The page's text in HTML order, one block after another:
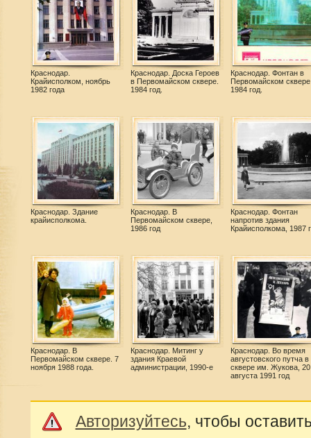
Краснодар.
Крайисполком, ноябрь
1982 года
Краснодар. Доска Героев
в Первомайском сквере.
1984 год.
Краснодар. Фонтан в
Первомайском
1984 год.
Краснодар. Здание
крайисполкома.
Краснодар. В
Первомайском сквере,
1986 год
Краснодар. Фонтан
напротив здания
Крайисполкома, 1987
Краснодар. В
Первомайском сквере. 7
ноября 1988 года.
Краснодар. Митинг у
здания Краевой
администрации, 1990-е
Краснодар. Во время
августовского путча в
сквере им. Жукова, 20
августа 1991 год
Авторизуйтесь, чтобы